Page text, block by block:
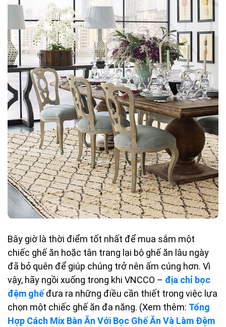
Bây giờ là thời điểm tốt nhất để mua sắm một
chiếc ghế ăn hoặc tân trang lại bộ ghế ăn lâu ngày
đã bỏ quên để giúp chúng trở nên ấm cúng hơn. Vì
vậy, hãy ngồi xuống trong khi VNCCO – địa chỉ bọc
đệm ghế đưa ra những điều cần thiết trong việc lựa
chọn một chiếc ghế ăn đa năng. (Xem thêm: Tổng
Hợp Cách Mix Bàn Ăn Với Bọc Ghế Ăn Và Làm Đệm